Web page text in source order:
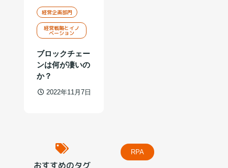
経営企画部門
経営戦略とイノ
ベーション
ブロックチェー
ンは何が凄いの
か？
2022年11月7日
おすすめのタグ
RPA